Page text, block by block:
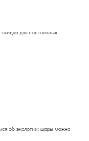
для постоянных
об экологии: шары можно